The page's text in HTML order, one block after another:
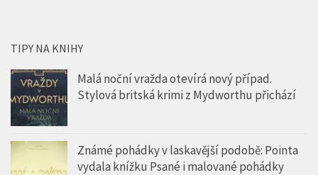
TIPY NA KNIHY
Malá noční vražda otevírá nový případ.
Stylová britská krimi z Mydworthu přichází
Známé pohádky v laskavější podobě: Pointa
vydala knížku Psané i malované pohádky